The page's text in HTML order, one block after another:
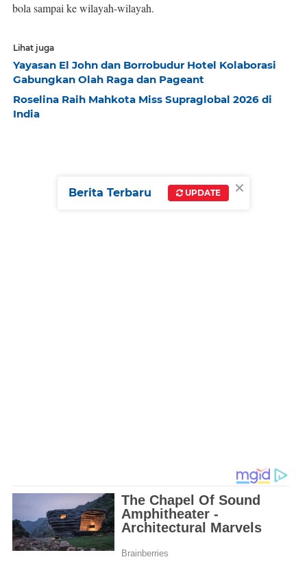
bola sampai ke wilayah-wilayah.
Lihat juga
Yayasan El John dan Borrobudur Hotel Kolaborasi
Gabungkan Olah Raga dan Pageant
Roselina Raih Mahkota Miss Supraglobal 2026 di
India
×
Berita Terbaru UPDATE